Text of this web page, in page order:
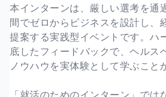
本インターンは、厳しい選考を通
間でゼロからビジネスを設計し、
提案する実践型イベントです。ハ
底したフィードバックで、ヘルス
ノウハウを実体験として学ぶこと
「就活のためのインターン」では